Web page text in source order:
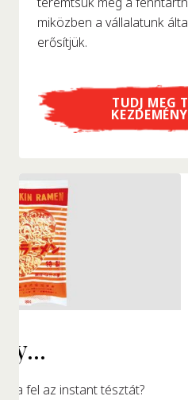
miközben a vállalatunk
erősítjük.
TUDJ MEG
Tudtad, hogy...
...ellátogathatsz az eredeti